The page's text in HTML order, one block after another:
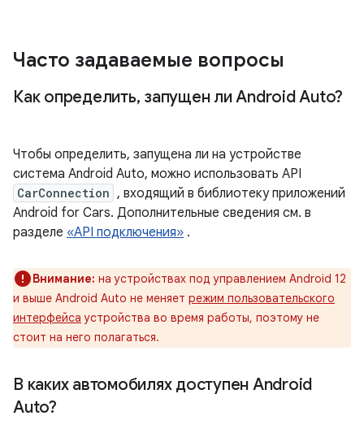
Часто задаваемые вопросы
Как определить, запущен ли Android Auto?
Чтобы определить, запущена ли на устройстве
система Android Auto, можно использовать API
CarConnection , входящий в библиотеку приложений
Android for Cars. Дополнительные сведения см. в
разделе «API подключения» .
Внимание: на устройствах под управлением Android 12
и выше Android Auto не меняет режим пользовательского
интерфейса устройства во время работы, поэтому не
стоит на него полагаться.
В каких автомобилях доступен Android
Auto?